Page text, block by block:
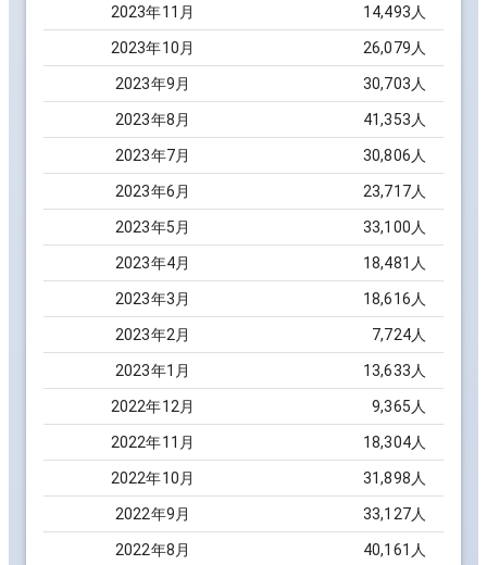
2023年11 月 14,493 人
2023年10 月 26,079 人
2023年9 月 30,703 人
2023年8 月 41,353 人
2023年7月 30,806 人
2023年6 月 23,717人
2023年5 月 33,100 人
2023年4月 18,481 人
2023年3 月 18,616 人
2023年2 月 7,724人
2023年1 月 13,633 人
2022年12 月 9,365 人
2022年11 月 18,304人
2022年10 月 31,898 人
2022年9 月 33,127人
2022年8 月 40,161 人